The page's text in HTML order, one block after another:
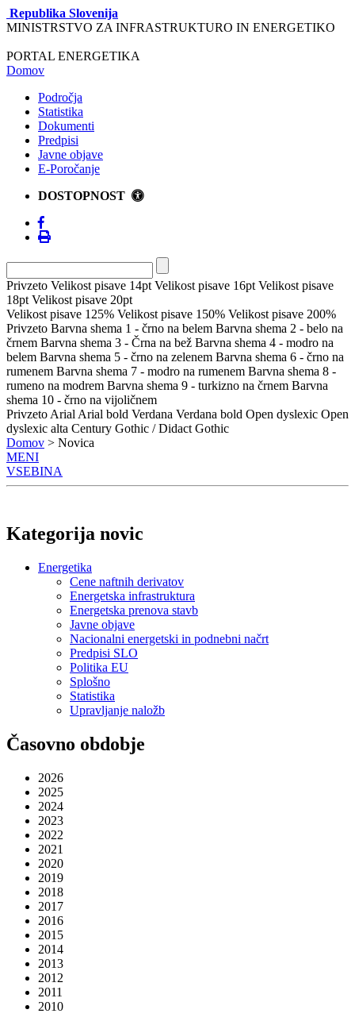
Republika Slovenija
MINISTRSTVO ZA INFRASTRUKTURO IN ENERGETIKO
PORTAL ENERGETIKA
Domov
Področja
Statistika
Dokumenti
Predpisi
Javne objave
E-Poročanje
DOSTOPNOST
Privzeto Velikost pisave 14pt Velikost pisave 16pt Velikost pisave
18pt Velikost pisave 20pt
Velikost pisave 125% Velikost pisave 150% Velikost pisave 200%
Privzeto Barvna shema 1 - črno na belem Barvna shema 2 - belo na
črnem Barvna shema 3 - Črna na bež Barvna shema 4 - modro na
belem Barvna shema 5 - črno na zelenem Barvna shema 6 - črno na
rumenem Barvna shema 7 - modro na rumenem Barvna shema 8 -
rumeno na modrem Barvna shema 9 - turkizno na črnem Barvna
shema 10 - črno na vijoličnem
Privzeto Arial Arial bold Verdana Verdana bold Open dyslexic Open
dyslexic alta Century Gothic / Didact Gothic
Domov > Novica
MENI
VSEBINA
Kategorija novic
Energetika
Cene naftnih derivatov
Energetska infrastruktura
Energetska prenova stavb
Javne objave
Nacionalni energetski in podnebni načrt
Predpisi SLO
Politika EU
Splošno
Statistika
Upravljanje naložb
Časovno obdobje
2026
2025
2024
2023
2022
2021
2020
2019
2018
2017
2016
2015
2014
2013
2012
2011
2010